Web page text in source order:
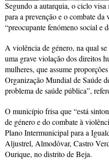
Segundo a autarquia, o ciclo
para a prevenção e o combate
“preocupante fenómeno social e
A violência de género, na qual
uma grave violação dos direitos
mulheres, que assume
Organização Mundial de Saúde
problema de saúde pública”,
O município frisa que “está
de género e do combate à
Plano Intermunicipal para a
Aljustrel, Almodôvar, Castro
Ourique, no distrito de Beja.